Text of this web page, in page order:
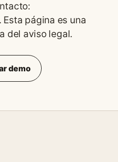
página es una
del aviso legal.
demo